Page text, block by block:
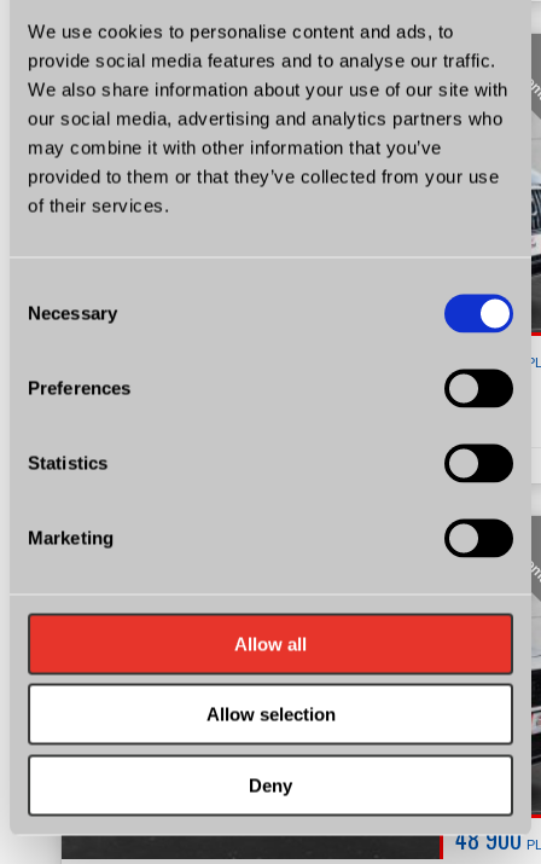
We use cookies to personalise content and ads, to
provide social media features and to analyse our traffic.
We also share information about your use of our site with
our social media, advertising and analytics partners who
may combine it with other information that you’ve
provided to them or that they’ve collected from your use
of their services.
Selection
Necessary
Preferences
Statistics
Marketing
Allow all
Allow selection
Deny
Audi Q5
2.0
48 900